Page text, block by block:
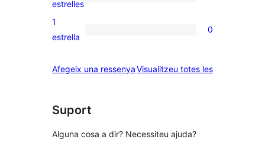
0
valoracions
de
estrelles
estrelles
0
de
1
estrella
0
Afegeix una ressenyaVisualitzeu totes lesressenyes
Suport
Alguna cosa a dir? Necessiteu ajuda?